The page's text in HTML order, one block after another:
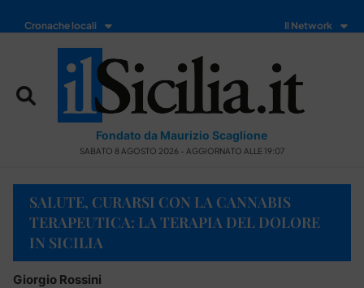
Cronache locali Il Network
Fondato da Maurizio Scaglione
SABATO 8 AGOSTO 2026 - AGGIORNATO ALLE 19:07
SALUTE, CURARSI CON LA CANNABIS
TERAPEUTICA: LA TERAPIA DEL DOLORE
IN SICILIA
Giorgio Rossini